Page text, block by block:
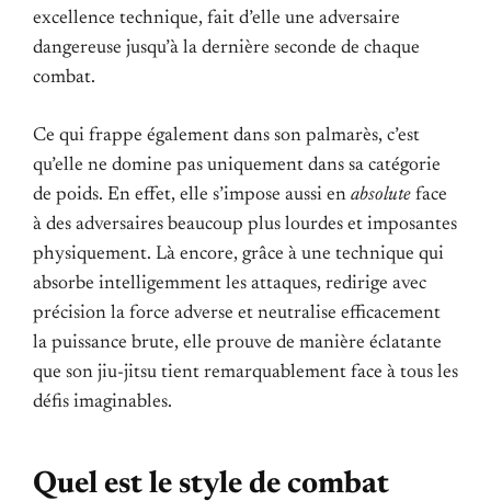
excellence technique, fait d’elle une adversaire
dangereuse jusqu’à la dernière seconde de chaque
combat.
Ce qui frappe également dans son palmarès, c’est
qu’elle ne domine pas uniquement dans sa catégorie
de poids. En effet, elle s’impose aussi en absolute face
à des adversaires beaucoup plus lourdes et imposantes
physiquement. Là encore, grâce à une technique qui
absorbe intelligemment les attaques, redirige avec
précision la force adverse et neutralise efficacement
la puissance brute, elle prouve de manière éclatante
que son jiu-jitsu tient remarquablement face à tous les
défis imaginables.
Quel est le style de combat